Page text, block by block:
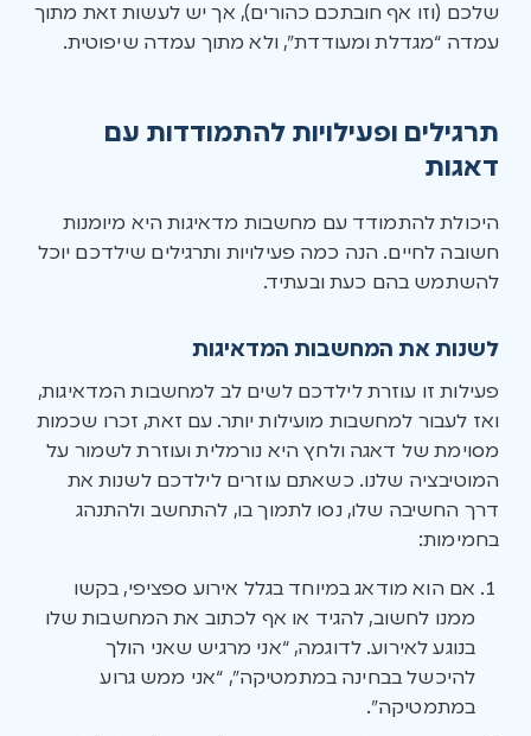
שלכם (וזו אף חובתכם כהורים), אך יש לעשות זאת מתוך
עמדה “מגדלת ומעודדת”, ולא מתוך עמדה שיפוטית.
תרגילים ופעילויות להתמודדות עם
דאגות
היכולת להתמודד עם מחשבות מדאיגות היא מיומנות
חשובה לחיים. הנה כמה פעילויות ותרגילים שילדכם יוכל
להשתמש בהם כעת ובעתיד.
לשנות את המחשבות המדאיגות
פעילות זו עוזרת לילדכם לשים לב למחשבות המדאיגות,
ואז לעבור למחשבות מועילות יותר. עם זאת, זכרו שכמות
מסוימת של דאגה ולחץ היא נורמלית ועוזרת לשמור על
המוטיבציה שלנו. כשאתם עוזרים לילדכם לשנות את
דרך החשיבה שלו, נסו לתמוך בו, להתחשב ולהתנהג
בחמימות:
אם הוא מודאג במיוחד בגלל אירוע ספציפי, בקשו
ממנו לחשוב, להגיד או אף לכתוב את המחשבות שלו
בנוגע לאירוע. לדוגמה, “אני מרגיש שאני הולך
להיכשל בבחינה במתמטיקה”, “אני ממש גרוע
במתמטיקה”.